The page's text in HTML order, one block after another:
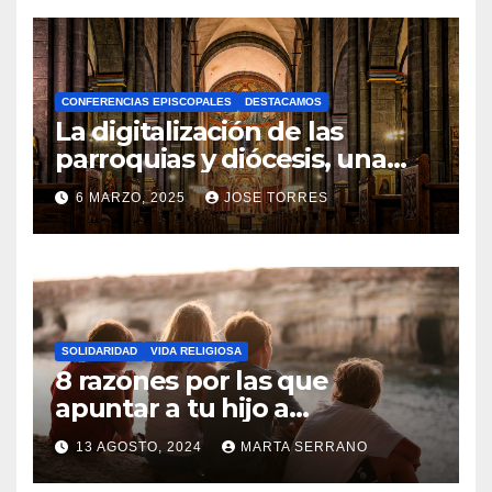
O
H
A
Y
C
O
M
N
T
A
R
I
O
S
CONFERENCIAS EPISCOPALES DESTACAMOS
La digitalización de las
parroquias y diócesis, una
realidad ya para el futuro de
la Iglesia
6 MARZO, 2025 JOSE TORRES
N
O
H
A
Y
SOLIDARIDAD VIDA RELIGIOSA
8 razones por las que
apuntar a tu hijo a
Catequesis
13 AGOSTO, 2024 MARTA SERRANO
N